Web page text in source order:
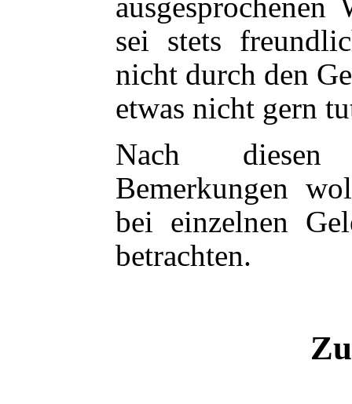
sei stets
nicht durch den
etwas nicht gern
Nach diesen
Bemerkungen
bei einzelnen
betrachten.